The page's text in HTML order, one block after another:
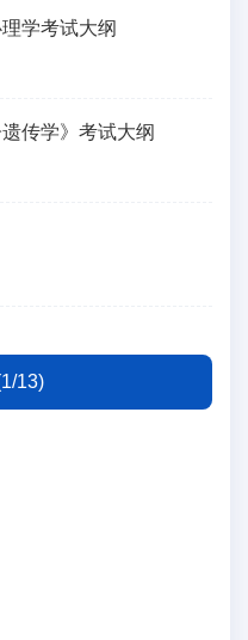
学考试大纲
传学》考试大纲
13)